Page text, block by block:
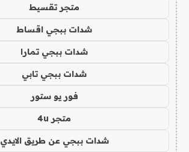
متجر تقسيط
شدات ببجي اقساط
شدات ببجي تمارا
شدات ببجي تابي
فور يو ستور
متجر 4u
شدات ببجي عن طريق الايدي